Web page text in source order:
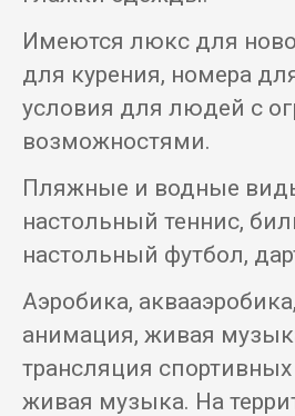
Имеются люкс для
для курения, номера
условия для людей с
возможностями.
Пляжные и водные
настольный теннис,
настольный футбол,
Аэробика,
анимация, живая
трансляция
живая музыка. На